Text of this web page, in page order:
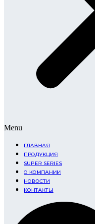
Menu
ГЛАВНАЯ
ПРОДУКЦИЯ
SUPER SERIES
О КОМПАНИИ
НОВОСТИ
КОНТАКТЫ